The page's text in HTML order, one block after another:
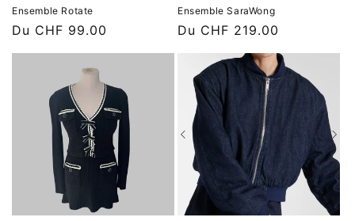
Ensemble Rotate
Prix
habituel
Du CHF 99.00
Ensemble SaraWong
Prix
habituel
Du CHF 219.00